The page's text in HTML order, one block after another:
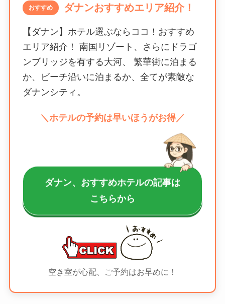
おすすめ ダナンおすすめエリア紹介！
【ダナン】ホテル選ぶならココ！おすすめ
エリア紹介！ 南国リゾート、さらにドラゴ
ンブリッジを有する大河、 繁華街に泊まる
か、ビーチ沿いに泊まるか、全てが素敵な
ダナンシティ。
＼ホテルの予約は早いほうがお得／
ダナン、おすすめホテルの記事は
こちらから
空き室が心配、ご予約はお早めに！